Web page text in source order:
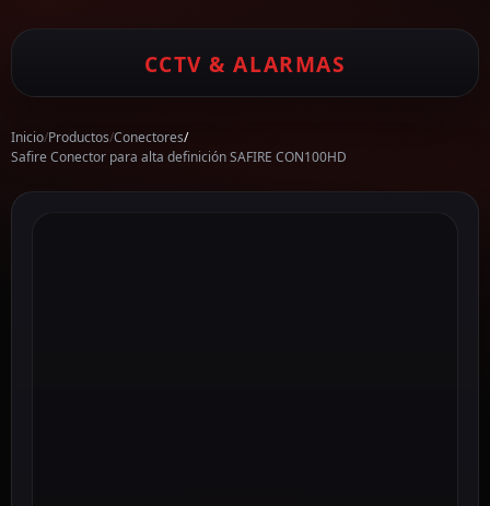
CCTV & ALARMAS
Inicio/Productos/Conectores/
Safire Conector para alta definición SAFIRE CON100HD